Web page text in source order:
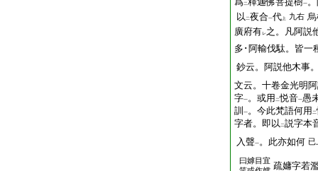
二 一
以 二夜合一代 上 九右
廣府有レ之。凡阿説
多･阿輸伐駄。皆一
鈔云。阿説他木事
文云。十卷金光明
字一。或用 二悦音一愚
訓 一。今此梵語何用 二
字者。即以 二説字本
入聲一。此亦如何 已
曰嫭目宜 疏嫞字若